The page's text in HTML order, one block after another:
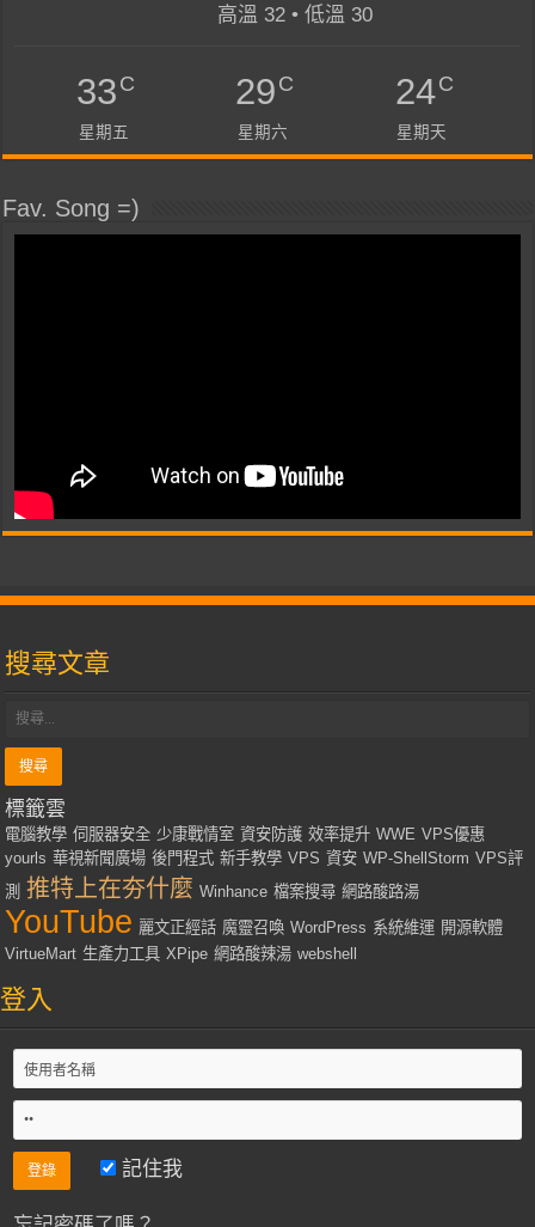
高溫 32 • 低溫 30
33C
星期五
29C
星期六
24C
星期天
Fav. Song =)
搜尋文章
標籤雲
電腦教學 伺服器安全 少康戰情室 資安防護 效率提升 WWE VPS優惠
yourls 華視新聞廣場 後門程式 新手教學 VPS 資安 WP-ShellStorm VPS評
測 推特上在夯什麼 Winhance 檔案搜尋 網路酸路湯
YouTube 麗文正經話 魔靈召喚 WordPress 系統維運 開源軟體
VirtueMart 生產力工具 XPipe 網路酸辣湯 webshell
登入
記住我